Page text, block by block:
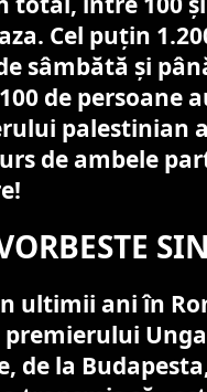
Cel puțin
sâmbătă și
de persoane
palestinian
de ambele
ultimii ani în
de la